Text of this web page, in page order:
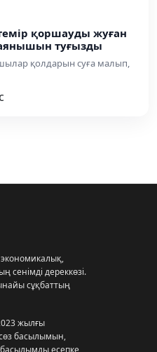
қоршауды жуған
туғызды
қолдарын суға малып,
экономикалық,
дереккөзі.
сұқбаттың
жылғы
басылымын,
басылымды есепке